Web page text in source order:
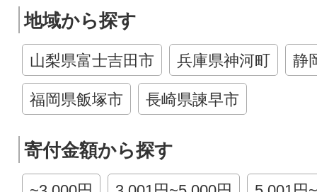
地域から探す
山梨県富士吉田市 兵庫県神河町 静
福岡県飯塚市 長崎県諫早市
寄付金額から探す